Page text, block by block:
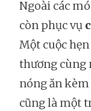
Ngoài các
còn phục vụ
Một cuộc
thương cùng
nóng ăn
cũng là một